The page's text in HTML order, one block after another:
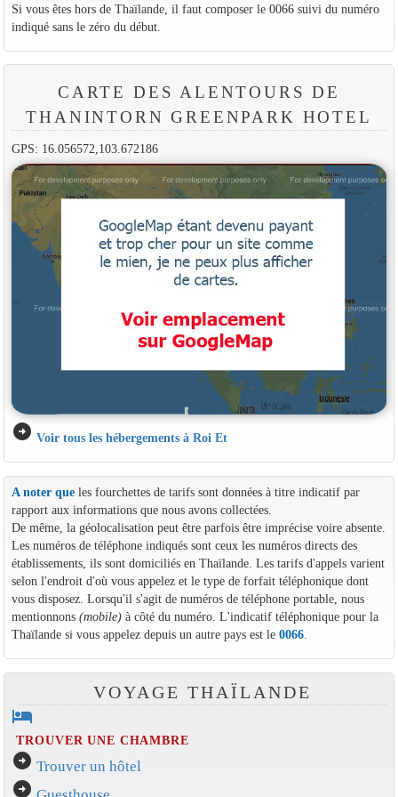
Si vous êtes hors de Thaïlande, il faut composer le 0066 suivi du numéro
indiqué sans le zéro du début.
CARTE DES ALENTOURS DE
THANINTORN GREENPARK HOTEL
GPS: 16.056572,103.672186
arrow_circle_right Voir tous les hébergements à Roi Et
A noter queles fourchettes de tarifs sont données à titre indicatif par
rapport aux informations que nous avons collectées.
De même, la géolocalisation peut être parfois être imprécise voire absente.
Les numéros de téléphone indiqués sont ceux les numéros directs des
établissements, ils sont domiciliés en Thaïlande. Les tarifs d'appels varient
selon l'endroit d'où vous appelez et le type de forfait téléphonique dont
vous disposez. Lorsqu'il s'agit de numéros de téléphone portable, nous
mentionnons (mobile)à côté du numéro. L'indicatif téléphonique pour la
Thaïlande si vous appelez depuis un autre pays est le 0066.
VOYAGE THAÏLANDE
hotel
TROUVER UNE CHAMBRE
arrow_circle_right Trouver un hôtel
arrow_circle_right